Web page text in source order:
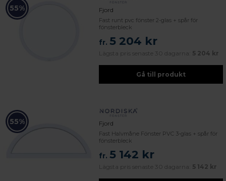
55% Fjord
Fast runt pvc fönster 2-glas + spår för
fönsterbleck
fr. 5 204 kr
Lägsta pris senaste 30 dagarna: 5 204 kr
Gå till produkt
55% Fjord
Fast Halvmåne Fönster PVC 3-glas + spår för
fönsterbleck
fr. 5 142 kr
Lägsta pris senaste 30 dagarna: 5 142 kr